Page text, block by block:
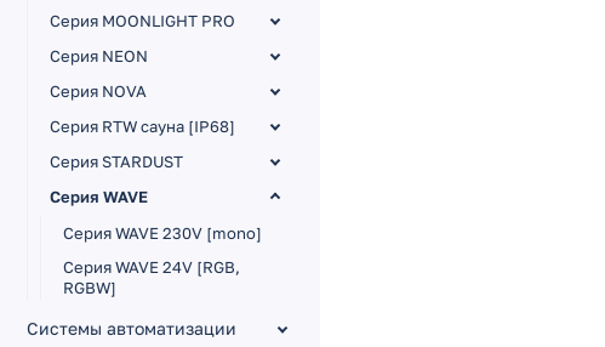
Серия MOONLIGHT PRO
Серия NEON
Серия NOVA
Серия RTW сауна [IP68]
Серия STARDUST
Серия WAVE
Серия WAVE 230V [mono]
Серия WAVE 24V [RGB,
RGBW]
Серия WAVE 24V [SPI,
Системы автоматизации